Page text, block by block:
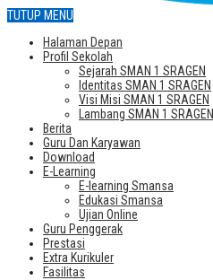
TUTUP MENU
Halaman Depan
Profil Sekolah
Sejarah SMAN 1 SRAGEN
Identitas SMAN 1 SRAGEN
Visi Misi SMAN 1 SRAGEN
Lambang SMAN 1 SRAGEN
Berita
Guru Dan Karyawan
Download
E-Learning
E-learning Smansa
Edukasi Smansa
Ujian Online
Guru Penggerak
Prestasi
Extra Kurikuler
Fasilitas